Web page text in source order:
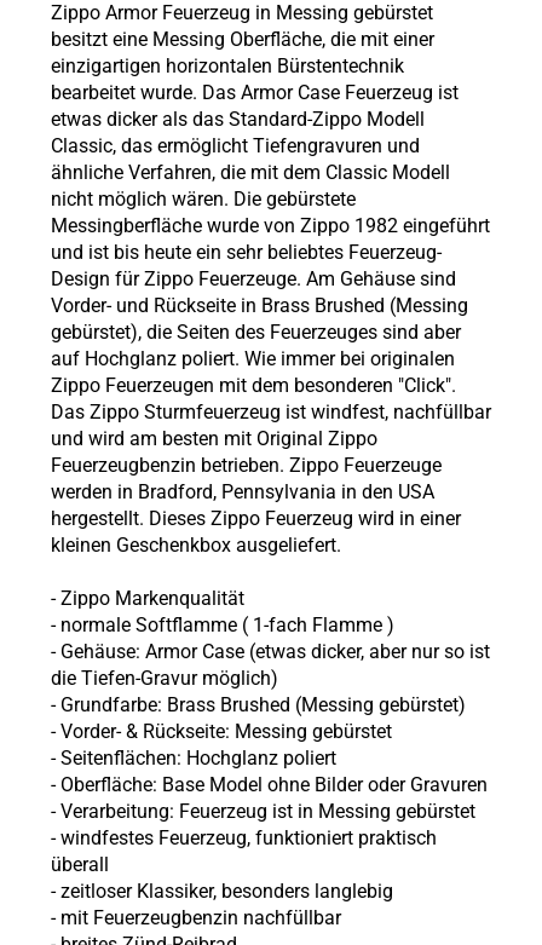
Zippo Armor Feuerzeug in Messing gebürstet
besitzt eine Messing Oberfläche, die mit einer
einzigartigen horizontalen Bürstentechnik
bearbeitet wurde. Das Armor Case Feuerzeug ist
etwas dicker als das Standard-Zippo Modell
Classic, das ermöglicht Tiefengravuren und
ähnliche Verfahren, die mit dem Classic Modell
nicht möglich wären. Die gebürstete
Messingberfläche wurde von Zippo 1982 eingeführt
und ist bis heute ein sehr beliebtes Feuerzeug-
Design für Zippo Feuerzeuge. Am Gehäuse sind
Vorder- und Rückseite in Brass Brushed (Messing
gebürstet), die Seiten des Feuerzeuges sind aber
auf Hochglanz poliert. Wie immer bei originalen
Zippo Feuerzeugen mit dem besonderen "Click".
Das Zippo Sturmfeuerzeug ist windfest, nachfüllbar
und wird am besten mit Original Zippo
Feuerzeugbenzin betrieben. Zippo Feuerzeuge
werden in Bradford, Pennsylvania in den USA
hergestellt. Dieses Zippo Feuerzeug wird in einer
kleinen Geschenkbox ausgeliefert.
-ZippoMarkenqualität
- normale Softflamme (1-fach Flamme )
- Gehäuse: Armor Case (etwas dicker, aber nur so ist
die Tiefen-Gravur möglich)
- Grundfarbe: Brass Brushed (Messing gebürstet)
- Vorder- & Rückseite: Messing gebürstet
- Seitenflächen: Hochglanz poliert
- Oberfläche: Base Model ohne Bilder oder Gravuren
- Verarbeitung: Feuerzeug ist in Messing gebürstet
- windfestes Feuerzeug, funktioniert praktisch
überall
- zeitloser Klassiker, besonders langlebig
- mit Feuerzeugbenzin nachfüllbar